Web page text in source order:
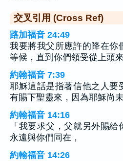
交叉引用 (Cross Ref)
路加福音 24:49
我要將我父所應許的降在你
等候，直到你們領受從上頭來
約翰福音 7:39
耶穌這話是指著信他之人要
有賜下聖靈來，因為耶穌尚未
約翰福音 14:16
「我要求父，父就另外賜
永遠與你們同在，
約翰福音 14:26